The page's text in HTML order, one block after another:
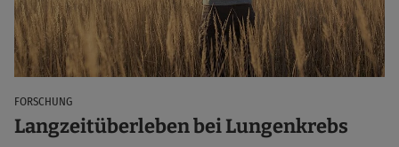
FORSCHUNG
Langzeitüberleben bei Lungenkrebs